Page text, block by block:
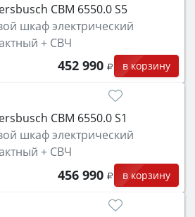
CBM 6550.0 S5
шкаф электрический
+ СВЧ
452 990 в корзину
CBM 6550.0 S1
шкаф электрический
+ СВЧ
456 990 в корзину